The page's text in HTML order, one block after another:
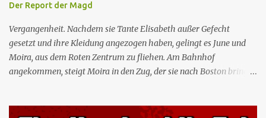
wo Serena stolz die „Kinder von Gilead” vorstellt. June nutzt die
Gelegenheit, mit Castillo unter vier Augen zu sprechen, ...
Der Report der Magd
Vergangenheit. Nachdem sie Tante Elisabeth außer Gefecht
gesetzt und ihre Kleidung angezogen haben, gelingt es June und
Moira, aus dem Roten Zentrum zu fliehen. Am Bahnhof
angekommen, steigt Moira in den Zug, der sie nach Boston bringen
Elisabeth sie mit der Peitsche bestraft. Gegenwart. June ist seit